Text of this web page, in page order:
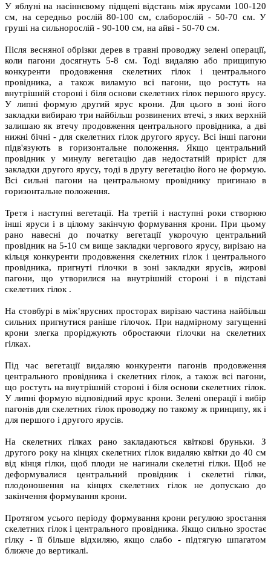
У яблуні на насіннєвому підщепі відстань між ярусами 100-120
см, на середньо рослій 80-100 см, слаборослій - 50-70 см. У
груші на сильнорослій - 90-100 см, на айві - 50-70 см.
Після весняної обрізки дерев в травні проводжу зелені операції,
коли пагони досягнуть 5-8 см. Тоді видаляю або прищипую
конкуренти продовження скелетних гілок і центрального
провідника, а також виламую всі пагони, що ростуть на
внутрішній стороні і біля основи скелетних гілок першого ярусу.
У липні формую другий ярус крони. Для цього в зоні його
закладки вибираю три найбільш розвинених втечі, з яких верхній
залишаю як втечу продовження центрального провідника, а дві
нижні бічні - для скелетних гілок другого ярусу. Всі інші пагони
підв'язують в горизонтальне положення. Якщо центральний
провідник у минулу вегетацію дав недостатній приріст для
закладки другого ярусу, тоді в другу вегетацію його не формую.
Всі сильні пагони на центральному провіднику пригинаю в
горизонтальне положення.
Третя і наступні вегетації. На третій і наступні роки створюю
інші яруси і в цілому закінчую формування крони. При цьому
рано навесні до початку вегетації укорочую центральний
провідник на 5-10 см вище закладки чергового ярусу, вирізаю на
кільця конкуренти продовження скелетних гілок і центрального
провідника, пригнуті гілочки в зоні закладки ярусів, жирові
пагони, що утворилися на внутрішній стороні і в підставі
скелетних гілок .
На стовбурі в між’ярусних просторах вирізаю частина найбільш
сильних пригнутися раніше гілочок. При надмірному загущенні
крони злегка проріджують обростаючи гілочки на скелетних
гілках.
Під час вегетації видаляю конкуренти пагонів продовження
центрального провідника і скелетних гілок, а також всі пагони,
що ростуть на внутрішній стороні і біля основи скелетних гілок.
У липні формую відповідний ярус крони. Зелені операції і вибір
пагонів для скелетних гілок проводжу по такому ж принципу, як і
для першого і другого ярусів.
На скелетних гілках рано закладаються квіткові бруньки. З
другого року на кінцях скелетних гілок видаляю квітки до 40 см
від кінця гілки, щоб плоди не нагинали скелетні гілки. Щоб не
деформувалися центральний провідник і скелетні гілки,
плодоношення на кінцях скелетних гілок не допускаю до
закінчення формування крони.
Протягом усього періоду формування крони регулюю зростання
скелетних гілок і центрального провідника. Якщо сильно зростає
гілку - її більше відхиляю, якщо слабо - підтягую шпагатом
ближче до вертикалі.